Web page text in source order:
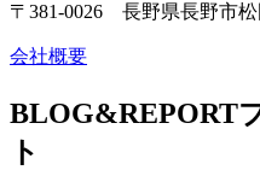
〒381-0026 長野県長野市松
会社概要
BLOG&REPORT
ト